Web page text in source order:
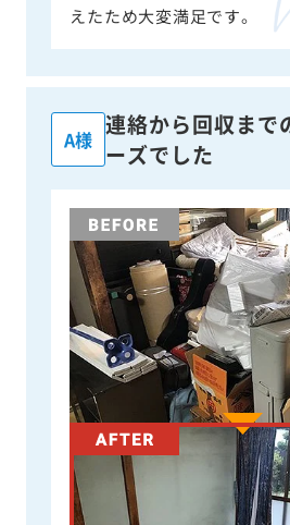
えたため大変満足です。
A様
連絡から回収まで
ーズでした